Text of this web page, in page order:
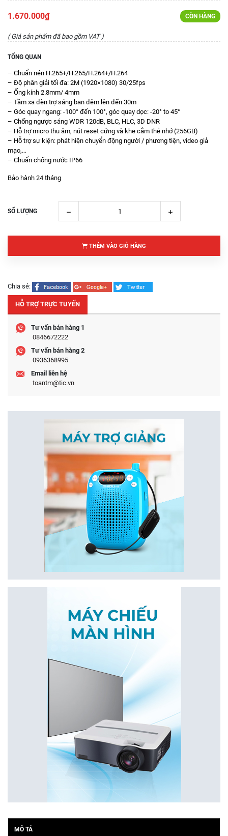
1.670.000₫ CÒN HÀNG
( Giá sản phẩm đã bao gồm VAT )
TỔNG QUAN
– Chuẩn nén H.265+/H.265/H.264+/H.264
– Độ phân giải tối đa: 2M (1920×1080) 30/25fps
– Ống kính 2.8mm/ 4mm
– Tầm xa đèn trợ sáng ban đêm lên đến 30m
– Góc quay ngang: -100° đến 100°, góc quay dọc: -20° to 45°
– Chống ngược sáng WDR 120dB, BLC, HLC, 3D DNR
– Hỗ trợ micro thu âm, nút reset cứng và khe cắm thẻ nhớ (256GB)
– Hỗ trợ sự kiện: phát hiện chuyển động người / phương tiện, video giả
mạo,…
– Chuẩn chống nước IP66
Bảo hành 24 tháng
SỐ LƯỢNG
THÊM VÀO GIỎ HÀNG
Chia sẻ:
HỖ TRỢ TRỰC TUYẾN
Tư vấn bán hàng 1
0846672222
Tư vấn bán hàng 2
0936368995
Email liên hệ
toantm@tic.vn
MÔ TẢ